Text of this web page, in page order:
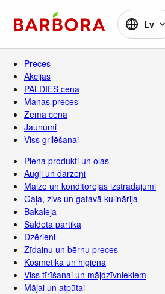
Lv
Preces
Akcijas
PALDIES cena
Manas preces
Zema cena
Jaunumi
Viss grilēšanai
Piena produkti un olas
Augļi un dārzeņi
Maize un konditorejas izstrādājumi
Gaļa, zivs un gatavā kulinārija
Bakaleja
Saldētā pārtika
Dzērieni
Zīdaiņu un bērnu preces
Kosmētika un higiēna
Viss tīrīšanai un mājdzīvniekiem
Mājai un atpūtai